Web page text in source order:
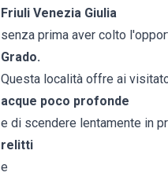
Friuli Venezia Giulia
senza prima aver colto
Grado.
Questa località offre ai
acque poco profonde
e di scendere lentamente in
relitti
e